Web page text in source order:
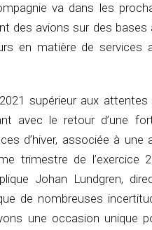
va dans les
des avions sur des
en matière de services
supérieur aux
avec le retour d’une
d’hiver, associée à
trimestre de l’exercice
Johan Lundgren,
de nombreuses
une occasion unique